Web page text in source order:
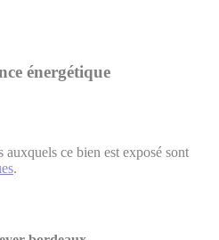
énergétique
ce bien est exposé sont
.